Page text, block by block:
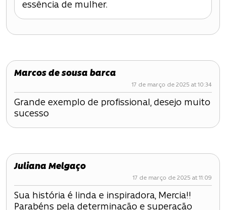
essência de mulher.
Marcos de sousa barca
17 de março de 2025 at 10:34
Grande exemplo de profissional, desejo muito
sucesso
Juliana Melgaço
17 de março de 2025 at 11:09
Sua história é linda e inspiradora, Mercia!!
Parabéns pela determinação e superação